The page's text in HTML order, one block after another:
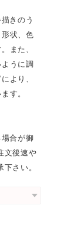
きのう
状、色
また、
うに調
より、
す。
合が御
文後速や
さい。